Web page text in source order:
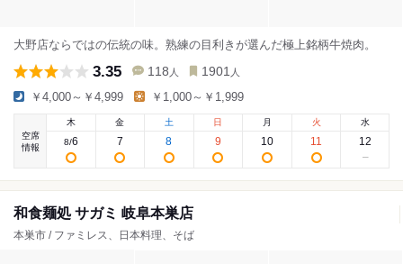
大野店ならではの伝統の味。熟練の目利きが選んだ極上銘柄牛焼肉。
3.35 118 人 1901 人
￥4,000～￥4,999 ￥1,000～￥1,999
空席
情報
木
8/6
金
7
土
8
日
9
月
10
火
11
水
12
和食麺処 サガミ 岐阜本巣店
本巣市 / ファミレス、日本料理、そば